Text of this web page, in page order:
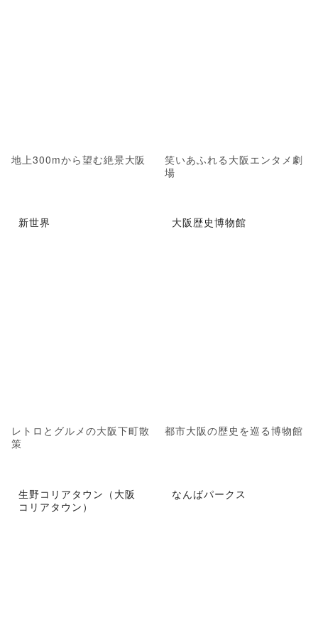
地上300mから望む絶景大阪
笑いあふれる大阪エンタメ劇
場
新世界
レトロとグルメの大阪下町散
策
大阪歴史博物館
都市大阪の歴史を巡る博物館
生野コリアタウン（大阪
コリアタウン）
なんばパークス